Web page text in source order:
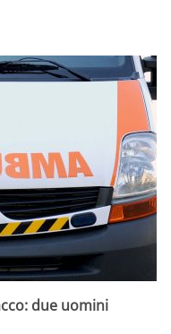
due uomini